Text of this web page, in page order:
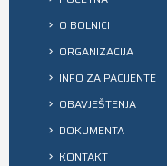
O BOLNICI
ORGANIZACIJA
INFO ZA PACIJENTE
OBAVJEŠTENJA
DOKUMENTA
KONTAKT